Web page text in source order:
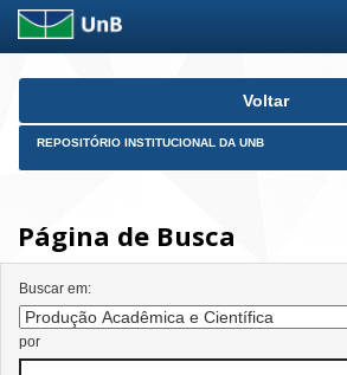
Skip
Voltar
REPOSITÓRIO INSTITUCIONAL DA UNB
Página de Busca
Buscar em:
por